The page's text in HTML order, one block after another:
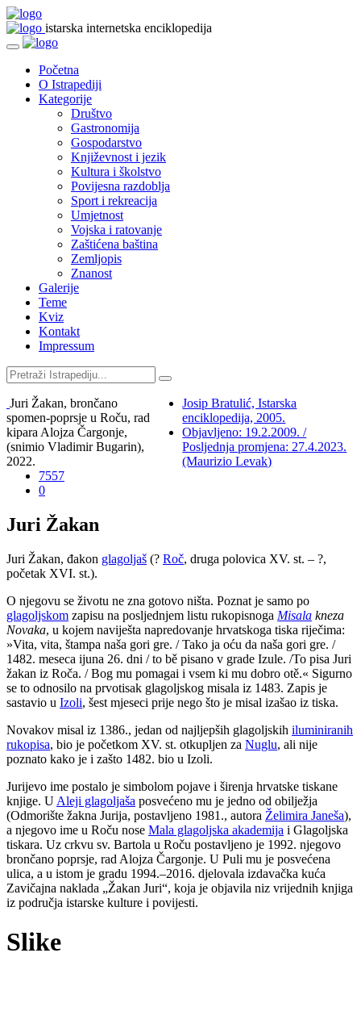
istarska internetska enciklopedija
Početna
O Istrapediji
Kategorije
Društvo
Gastronomija
Gospodarstvo
Književnost i jezik
Kultura i školstvo
Povijesna razdoblja
Sport i rekreacija
Umjetnost
Vojska i ratovanje
Zaštićena baština
Zemljopis
Znanost
Galerije
Teme
Kviz
Kontakt
Impressum
Juri Žakan, brončano
spomen-poprsje u Roču, rad
kipara Alojza Čargonje,
(snimio Vladimir Bugarin),
2022.
Josip Bratulić, Istarska
enciklopedija, 2005.
Objavljeno: 19.2.2009. /
Posljednja promjena: 27.4.2023.
(Maurizio Levak)
7557
0
Juri Žakan
Juri Žakan, đakon glagoljaš (? Roč, druga polovica XV. st. – ?,
početak XVI. st.).
O njegovu se životu ne zna gotovo ništa. Poznat je samo po
glagoljskom zapisu na posljednjem listu rukopisnoga Misala kneza
Novaka, u kojem naviješta napredovanje hrvatskoga tiska riječima:
»Vita, vita, štampa naša gori gre. / Tako ja oću da naša gori gre. /
1482. meseca ijuna 26. dni / to bě pisano v grade Izule. /To pisa Juri
žakan iz Roča. / Bog mu pomagai i vsem ki mu dobro otě.« Sigurno
se to odnosilo na prvotisak glagoljskog misala iz 1483. Zapis je
sastavio u Izoli, šest mjeseci prije nego što je misal izašao iz tiska.
Novakov misal iz 1386., jedan od najljepših glagoljskih iluminiranih
rukopisa, bio je početkom XV. st. otkupljen za Nuglu, ali nije
poznato kako je i zašto 1482. bio u Izoli.
Jurijevo ime postalo je simbolom pojave i širenja hrvatske tiskane
knjige. U Aleji glagoljaša posvećeno mu je jedno od obilježja
(Odmorište žakna Jurija, postavljeno 1981., autora Želimira Janeša),
a njegovo ime u Roču nose Mala glagoljska akademija i Glagoljska
tiskara. Uz crkvu sv. Bartola u Roču postavljeno je 1992. njegovo
brončano poprsje, rad Alojza Čargonje. U Puli mu je posvećena
ulica, a u istom je gradu 1994.–2016. djelovala izdavačka kuća
Zavičajna naklada „Žakan Juri“, koja je objavila niz vrijednih knjiga
iz područja istarske kulture i povijesti.
Slike